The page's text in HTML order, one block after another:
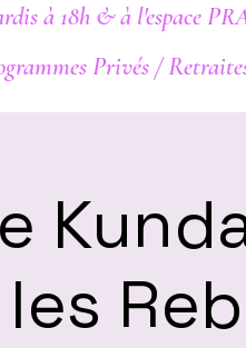
à 18h & à l'espace
Privés /